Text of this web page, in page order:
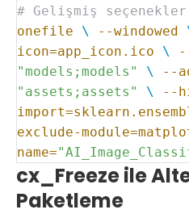
# Gelişmiş seçenekler
onefile
\ --windowed
icon=app_icon.ico
\
"models;models"
\
--
"assets;assets"
\
--
exclude-
name=
cx_Freeze ile
Paketleme